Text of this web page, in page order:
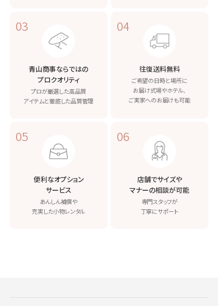
03
青山商事ならではの
プロクオリティ
プロが厳選した高品質
アイテムと徹底した品質管理
04
往復送料無料
ご希望の日時と場所に
お届け式場やホテル、
ご実家へのお届けも可能
05
便利なオプション
サービス
あんしん補償や
充実した小物レンタル
06
店舗でサイズや
マナーの相談が可能
専門スタッフが
丁寧にサポート